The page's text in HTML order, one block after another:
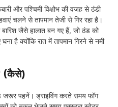
और पश्चिमी विक्षोभ की वजह से ठंडी
चलने से तापमान तेजी से गिर रहा है।
बारिश जैसे हालात बन गए हैं, जो ठंड को
है क्योंकि रात में तापमान गिरने से नमी
(कैसे)
जरूर पहनें। ड्राइविंग करते समय फॉग